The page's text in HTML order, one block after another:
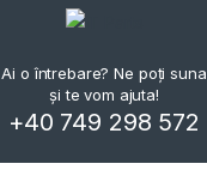
Ai o întrebare? Ne poți suna
și te vom ajuta!
+40 749 298 572